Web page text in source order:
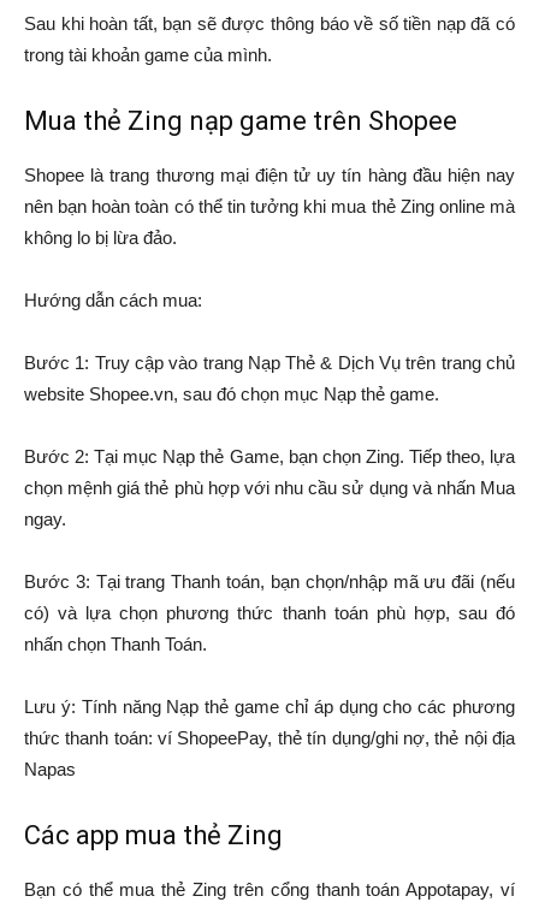
Sau khi hoàn tất, bạn sẽ được thông báo về số tiền nạp đã có
trong tài khoản game của mình.
Mua thẻ Zing nạp game trên Shopee
Shopee là trang thương mại điện tử uy tín hàng đầu hiện nay
nên bạn hoàn toàn có thể tin tưởng khi mua thẻ Zing online mà
không lo bị lừa đảo.
Hướng dẫn cách mua:
Bước 1: Truy cập vào trang Nạp Thẻ & Dịch Vụ trên trang chủ
website Shopee.vn, sau đó chọn mục Nạp thẻ game.
Bước 2: Tại mục Nạp thẻ Game, bạn chọn Zing. Tiếp theo, lựa
chọn mệnh giá thẻ phù hợp với nhu cầu sử dụng và nhấn Mua
ngay.
Bước 3: Tại trang Thanh toán, bạn chọn/nhập mã ưu đãi (nếu
có) và lựa chọn phương thức thanh toán phù hợp, sau đó
nhấn chọn Thanh Toán.
Lưu ý: Tính năng Nạp thẻ game chỉ áp dụng cho các phương
thức thanh toán: ví ShopeePay, thẻ tín dụng/ghi nợ, thẻ nội địa
Napas
Các app mua thẻ Zing
Bạn có thể mua thẻ Zing trên cổng thanh toán Appotapay, ví